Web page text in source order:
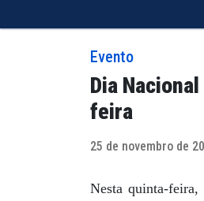
Evento
Dia
feira
25 de novembro de
Nesta quinta-